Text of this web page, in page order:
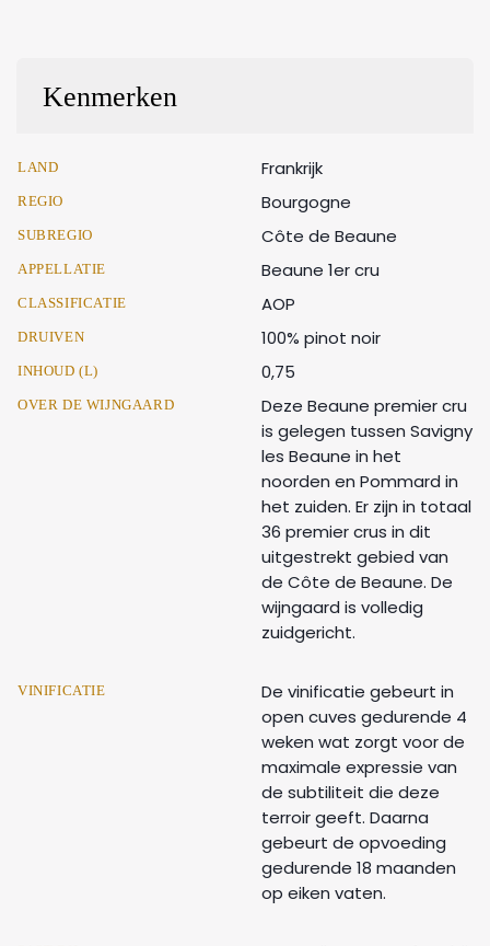
Kenmerken
LAND Frankrijk
REGIO Bourgogne
SUBREGIO Côte de Beaune
APPELLATIE Beaune 1er cru
CLASSIFICATIE AOP
DRUIVEN 100% pinot noir
INHOUD (L) 0,75
OVER DE WIJNGAARD
Deze Beaune premier cru
is gelegen tussen Savigny
les Beaune in het
noorden en Pommard in
het zuiden. Er zijn in totaal
36 premier crus in dit
uitgestrekt gebied van
de Côte de Beaune. De
wijngaard is volledig
zuidgericht.
VINIFICATIE
De vinificatie gebeurt in
open cuves gedurende 4
weken wat zorgt voor de
maximale expressie van
de subtiliteit die deze
terroir geeft. Daarna
gebeurt de opvoeding
gedurende 18 maanden
op eiken vaten.